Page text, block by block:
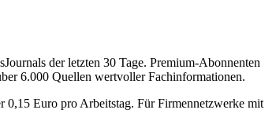
der letzten 30 Tage. Premium-Abonnenten
6.000 Quellen wertvoller Fachinformationen.
0,15 Euro pro Arbeitstag. Für Firmennetzwerke mit